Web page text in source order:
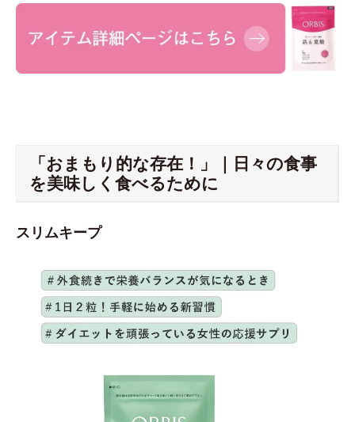
「おまもり的な存在！」｜日々の食事
を美味しく食べるために
スリムキープ